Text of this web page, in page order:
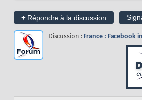
+ Répondre à la discussion
Discussion : France : Facebook